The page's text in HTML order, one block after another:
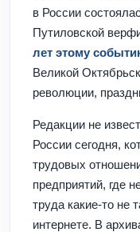
в России
Путиловской
лет этому
Великой
революции,
Редакции не
России сегодня,
трудовых
предприятий, где
труда какие-то не
интернете. В